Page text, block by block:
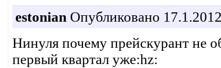
estonian Опубликовано
Нинуля почему прейскурант не
первый квартал уже:hz: